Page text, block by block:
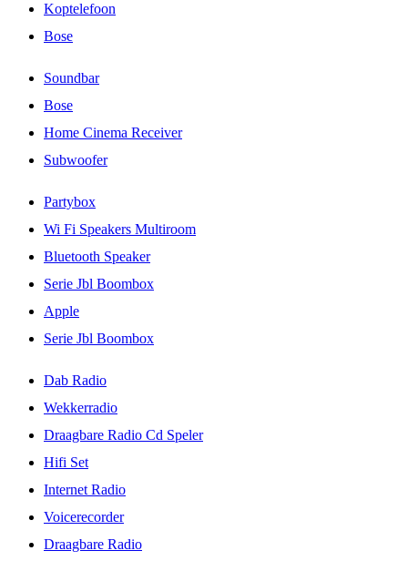
Koptelefoon
Bose
Soundbar
Bose
Home Cinema Receiver
Subwoofer
Partybox
Wi Fi Speakers Multiroom
Bluetooth Speaker
Serie Jbl Boombox
Apple
Serie Jbl Boombox
Dab Radio
Wekkerradio
Draagbare Radio Cd Speler
Hifi Set
Internet Radio
Voicerecorder
Draagbare Radio